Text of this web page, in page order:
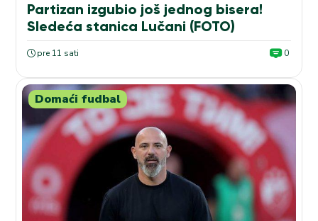
Partizan izgubio još jednog bisera!
Sledeća stanica Lučani (FOTO)
pre 11 sati 0
Domaći fudbal